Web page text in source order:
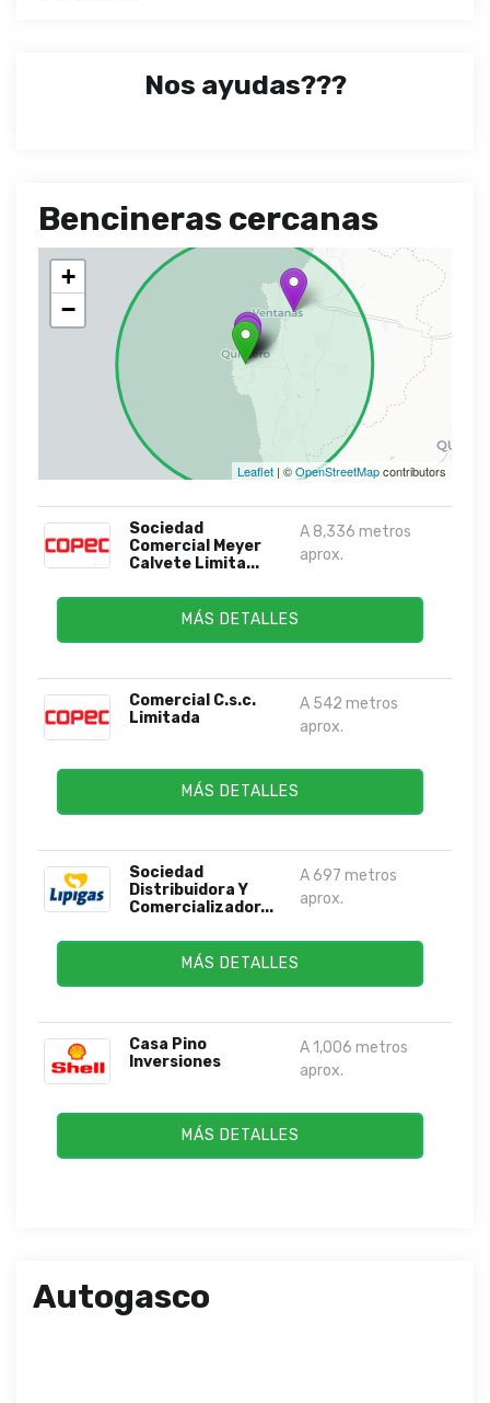
Nos ayudas???
Bencineras cercanas
+
−
Leaflet | ©OpenStreetMapcontributors
Sociedad
Comercial Meyer
Calvete Limita...
A 8,336 metros
aprox.
MÁS DETALLES
Comercial C.s.c.
Limitada
A 542 metros
aprox.
MÁS DETALLES
Sociedad
Distribuidora Y
Comercializador...
A 697 metros
aprox.
MÁS DETALLES
Casa Pino
Inversiones
A 1,006 metros
aprox.
MÁS DETALLES
Autogasco